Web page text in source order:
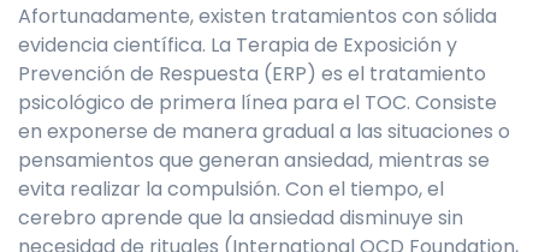
Afortunadamente, existen tratamientos con sólida
evidencia científica. La Terapia de Exposición y
Prevención de Respuesta (ERP) es el tratamiento
psicológico de primera línea para el TOC. Consiste
en exponerse de manera gradual a las situaciones o
pensamientos que generan ansiedad, mientras se
evita realizar la compulsión. Con el tiempo, el
cerebro aprende que la ansiedad disminuye sin